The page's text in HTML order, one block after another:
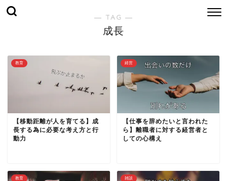
― TAG ―
成長
教育
【移動距離が人を育てる】成
長する為に必要な考え方と行
動力
経営
【仕事を辞めたいと言われた
ら】離職者に対する経営者と
しての心構え
教育 雑談